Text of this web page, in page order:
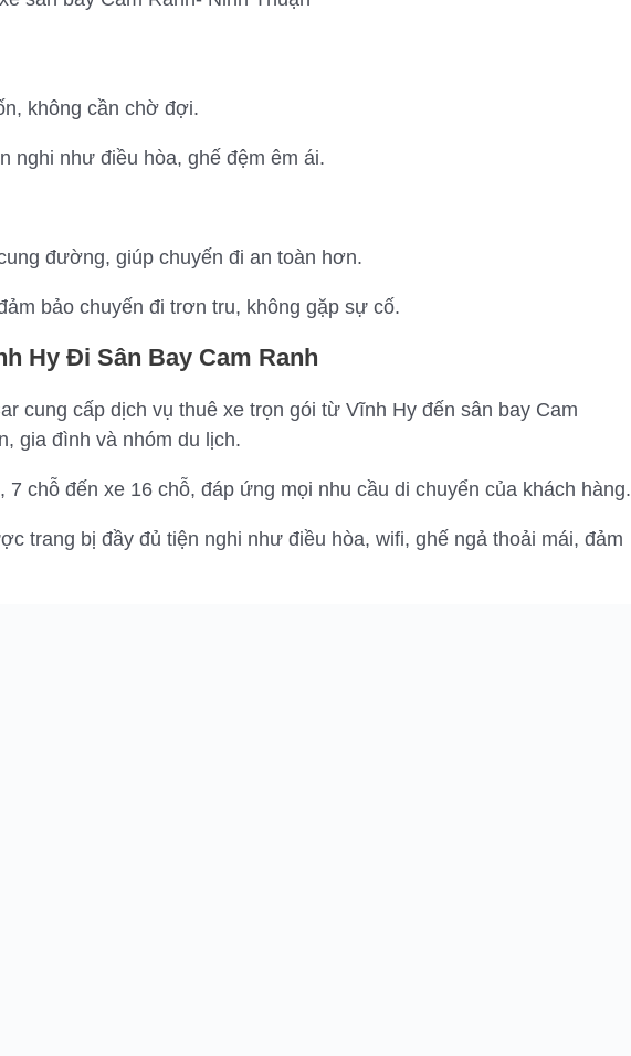
không cần chờ đợi.
nghi như điều hòa, ghế đệm êm ái.
đường, giúp chuyến đi an toàn hơn.
bảo chuyến đi trơn tru, không gặp sự cố.
Hy Đi Sân Bay Cam Ranh
cung cấp dịch vụ thuê xe trọn gói từ Vĩnh Hy đến sân bay Cam
gia đình và nhóm du lịch.
7 chỗ đến xe 16 chỗ, đáp ứng mọi nhu cầu di chuyển của khách hàng.
trang bị đầy đủ tiện nghi như điều hòa, wifi, ghế ngả thoải mái, đảm